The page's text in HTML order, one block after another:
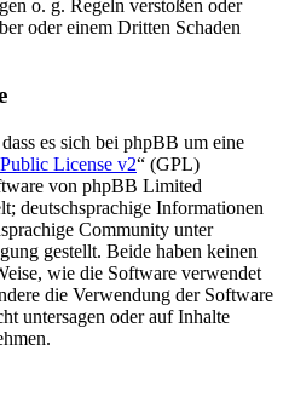
o. g. Regeln verstoßen oder
oder einem Dritten Schaden
es sich bei phpBB um eine
License v2“ (GPL)
von phpBB Limited
deutschsprachige Informationen
Community unter
gestellt. Beide haben keinen
wie die Software verwendet
die Verwendung der Software
untersagen oder auf Inhalte